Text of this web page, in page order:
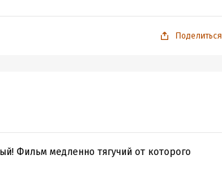
Поделиться
Фильм медленно тягучий от которого